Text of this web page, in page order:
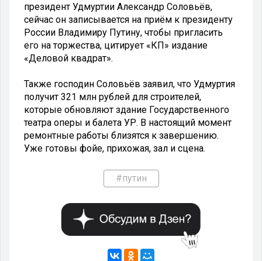
президент Удмуртии Александр Соловьёв,
сейчас он записывается на приём к президенту
России Владимиру Путину, чтобы пригласить
его на торжества, цитирует «КП» издание
«Деловой квадрат».
Также господин Соловьёв заявил, что Удмуртия
получит 321 млн рублей для строителей,
которые обновляют здание Государственного
театра оперы и балета УР. В настоящий момент
ремонтные работы близятся к завершению.
Уже готовы фойе, прихожая, зал и сцена.
#путин